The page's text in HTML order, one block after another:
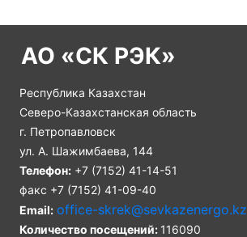
АО «СК РЭК»
Республика Казахстан
Северо-Казахстанская область
г. Петропавловск
ул. А. Шажимбаева, 144
Телефон: +7 (7152) 41-14-51
факс +7 (7152) 41-09-40
Email: office-skrek@sevkazenergo.kz
Количество посещений: 116090